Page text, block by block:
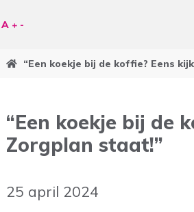
Aanbod voor mensen
Leren en Ontwikkelen
Vrije tijd
Zorgaanbod
“Een koekje bij de koffie? Eens
“Een koekje bij de
Zorgplan staat!”
25 april 2024